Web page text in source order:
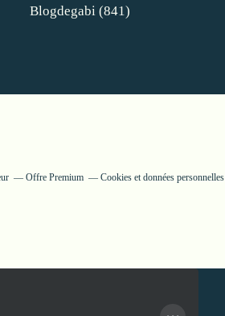
Blogdegabi (841)
Offre Premium Cookies et données personnelles